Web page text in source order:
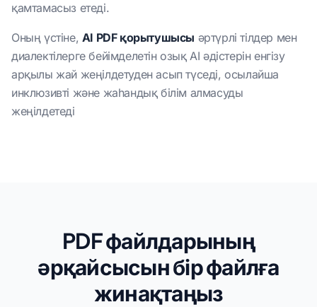
қамтамасыз етеді.
Оның үстіне, AI PDF қорытушысы әртүрлі тілдер мен
диалектілерге бейімделетін озық AI әдістерін енгізу
арқылы жай жеңілдетуден асып түседі, осылайша
инклюзивті және жаһандық білім алмасуды
жеңілдетеді
PDF файлдарының
әрқайсысын бір файлға
жинақтаңыз